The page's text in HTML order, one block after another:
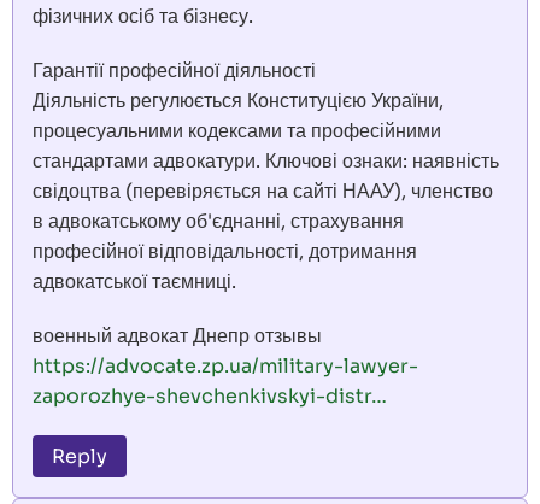
фізичних осіб та бізнесу.
Гарантії професійної діяльності
Діяльність регулюється Конституцією України,
процесуальними кодексами та професійними
стандартами адвокатури. Ключові ознаки: наявність
свідоцтва (перевіряється на сайті НААУ), членство
в адвокатському об'єднанні, страхування
професійної відповідальності, дотримання
адвокатської таємниці.
военный адвокат Днепр отзывы
https://advocate.zp.ua/military-lawyer-
zaporozhye-shevchenkivskyi-distr…
Reply